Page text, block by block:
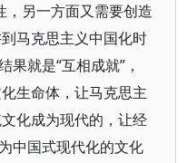
，另一方面又需要创造
马克思主义中国化时
果就是“互相成就”，
生命体，让马克思主
化成为现代的，让经
中国式现代化的文化